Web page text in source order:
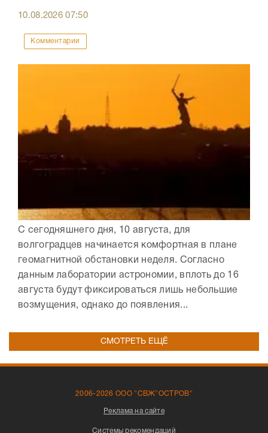
10.08.202607:50
Комментарии
С сегодняшнего дня, 10 августа, для
волгоградцев начинается комфортная в плане
геомагнитной обстановки неделя. Согласно
данным лаборатории астрономии, вплоть до 16
августа будут фиксироваться лишь небольшие
возмущения, однако до появления...
СМОТРЕТЬ ЕЩЁ
2006-2026 ООО "СВЖ"ОСТРОВ"
Реклама на сайте
Системы рекомендаций